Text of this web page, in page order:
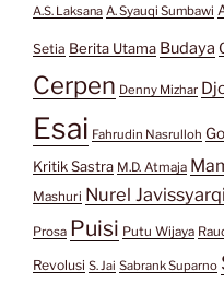
A.S. Laksana A. Syauqi Sumbawi
Setia Berita Utama Budaya
Cerpen Denny Mizhar
Esai Fahrudin Nasrulloh
Kritik Sastra M.D. Atmaja
Mashuri Nurel Javissyarqi
Prosa Puisi Putu Wijaya
Revolusi S. Jai Sabrank Suparno